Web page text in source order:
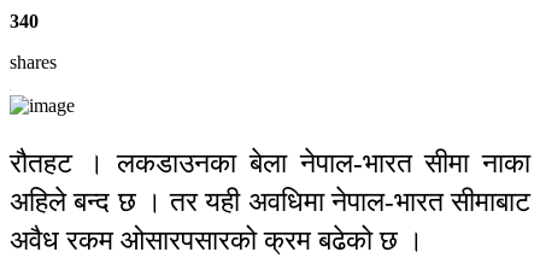
340
shares
रौतहट । लकडाउनका बेला नेपाल-भारत सीमा नाका
अहिले बन्द छ । तर यही अवधिमा नेपाल-भारत सीमाबाट
अवैध रकम ओसारपसारको क्रम बढेको छ ।